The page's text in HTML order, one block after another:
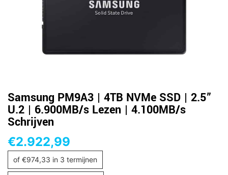
Samsung PM9A3 | 4TB NVMe SSD | 2.5”
U.2 | 6.900MB/s Lezen | 4.100MB/s
Schrijven
€2.922,99
of €974,33 in 3 termijnen